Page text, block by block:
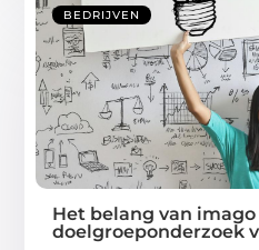
BEDRIJVEN
Het belang van
doelgroeponderzoek